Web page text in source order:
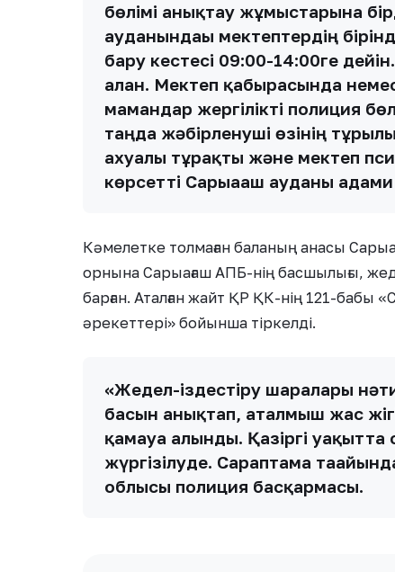
бөлімі анықтау жұмыстарына
ауданындағы мектептердің
бару кестесі 09:00-14:00ге
алған. Мектеп қабырғасында
мамандар жергілікті полиция
таңда жәбірленуші өзінің
ахуалы тұрақты және мектеп
көрсетті Сарыағаш ауданы
Кәмелетке толмаған баланың анасы
орнына Сарыағаш АПБ-нің басшылығы,
барған. Аталған жайт ҚР ҚК-нің 121-бабы
әрекеттері» бойынша тіркелді.
«Жедел-іздестіру шаралары
басын анықтап, аталмыш жас
қамауға алынды. Қазіргі
жүргізілуде. Сараптама
облысы полиция басқармасы.